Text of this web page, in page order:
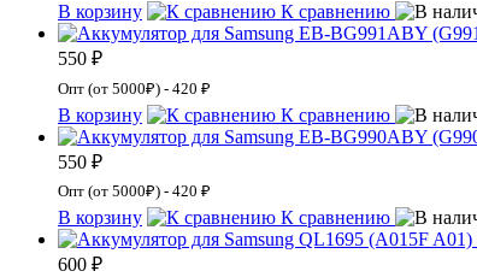
В корзину К сравнению
550 ₽
Опт (от 5000₽) - 420 ₽
В корзину К сравнению
550 ₽
Опт (от 5000₽) - 420 ₽
В корзину К сравнению
600 ₽